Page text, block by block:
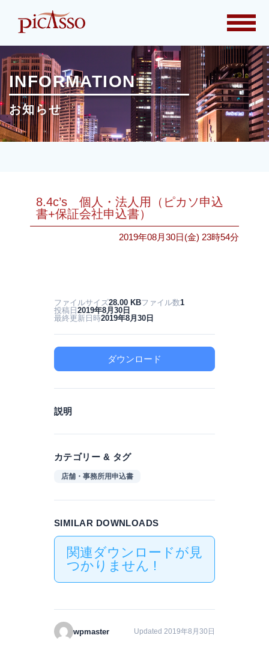
INFORMATION
お知らせ
8.4c’s 個人・法人用（ピカソ申込
書+保証会社申込書）
2019年08月30日(金) 23時54分
ファイルサイズ28.00 KBファイル数1
投稿日 2019年8月30日
最終更新日時2019年8月30日
ダウンロード
説明
カテゴリー & タグ
店舗・事務所用申込書
SIMILAR DOWNLOADS
関連ダウンロードが見
つかりません !
wpmaster Updated 2019年8月30日